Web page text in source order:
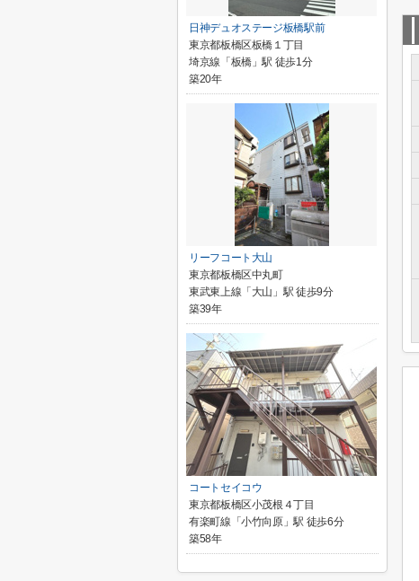
日神デュオステージ板橋駅前
東京都板橋区板橋１丁目
埼京線「板橋」駅 徒歩1分
築20年
リーフコート大山
東京都板橋区中丸町
東武東上線「大山」駅 徒歩9分
築39年
コートセイコウ
東京都板橋区小茂根４丁目
有楽町線「小竹向原」駅 徒歩6分
築58年